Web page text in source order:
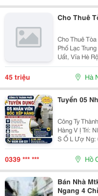
Cho Thuê
Cho Thuê Tòa
Phố Lạc
Uất, Vỉa Hè
Tòa Nhà: Diện Tích: 90M&Sup2; X 6 Tầng. Mặt Tiền:
6M (Mặt
45 triệu Hà
Tuyển 05
Công Ty
Hàng V Ị Trí: Nhân Viên B Ố C X Ế P Hàng T Ạ I Công Ty
S Ố L Ượ Ng: 05 Ng Ườ I Đị A
Ng D Ươ Ng
0339 *** *** Hồ
Bán Nhà
Ngang 4